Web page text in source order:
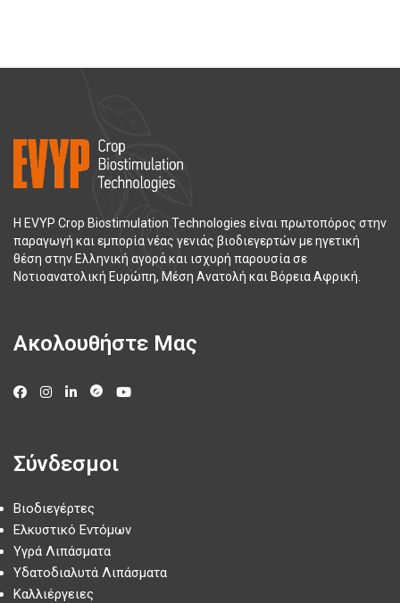
Η EVYP Crop Biostimulation Technologies είναι πρωτοπόρος στην
παραγωγή και εμπορία νέας γενιάς βιοδιεγερτών με ηγετική
θέση στην Ελληνική αγορά και ισχυρή παρουσία σε
Νοτιοανατολική Ευρώπη, Μέση Ανατολή και Βόρεια Αφρική.
Ακολουθήστε Μας
Σύνδεσμοι
Βιοδιεγέρτες
Ελκυστικό Εντόμων
Υγρά Λιπάσματα
Υδατοδιαλυτά Λιπάσματα
Καλλιέργειες